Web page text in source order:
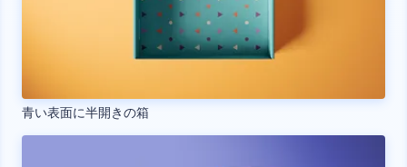
青い表面に半開きの箱